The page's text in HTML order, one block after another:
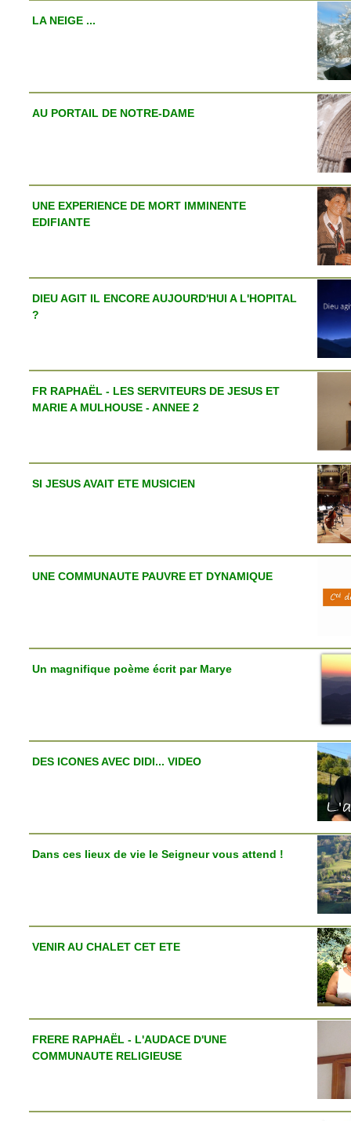
LA NEIGE ...
AU PORTAIL DE NOTRE-DAME
UNE EXPERIENCE DE MORT IMMINENTE
EDIFIANTE
DIEU AGIT IL ENCORE AUJOURD'HUI A L'HOPITAL
?
FR RAPHAËL - LES SERVITEURS DE JESUS ET
MARIE A MULHOUSE - ANNEE 2
SI JESUS AVAIT ETE MUSICIEN
UNE COMMUNAUTE PAUVRE ET DYNAMIQUE
Un magnifique poème écrit par Marye
DES ICONES AVEC DIDI... VIDEO
Dans ces lieux de vie le Seigneur vous attend !
VENIR AU CHALET CET ETE
FRERE RAPHAËL - L'AUDACE D'UNE
COMMUNAUTE RELIGIEUSE